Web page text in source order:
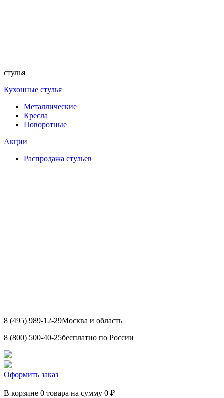
стулья
Кухонные стулья
Металлические
Кресла
Поворотные
Акции
Распродажа стульев
8 (495) 989-12-29Москва и область
8 (800) 500-40-25бесплатно по России
Оформить заказ
В корзине 0 товара на сумму 0 ₽